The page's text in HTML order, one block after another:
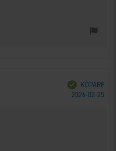
Bekräftad
KÖPARE
2026-02-25